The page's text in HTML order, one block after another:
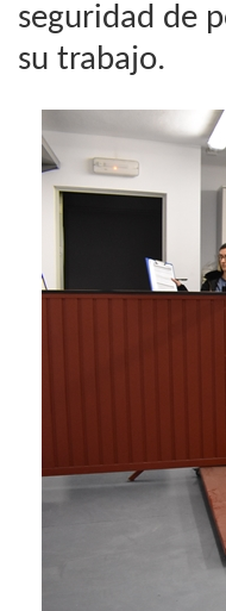
seguridad de
su trabajo.